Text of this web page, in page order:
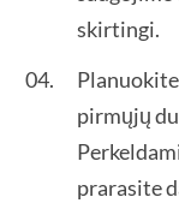
skirtingi.
pirmųjų
prarasite